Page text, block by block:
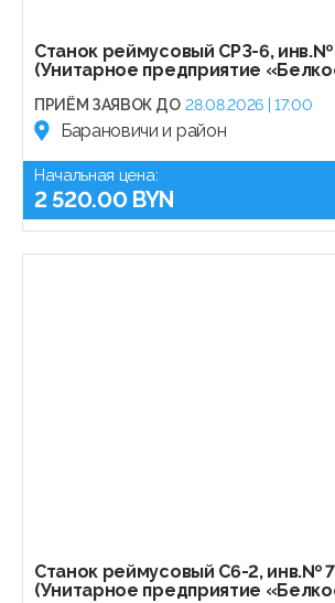
Станок реймусовый СРЗ-6, инв.№
(Унитарное предприятие
ПРИЁМ ЗАЯВОК ДО 28.08.2026 | 17:00
Барановичи и район
Начальная цена:
2 520.00 BYN
Станок реймусовый С6-2, инв.№
(Унитарное предприятие